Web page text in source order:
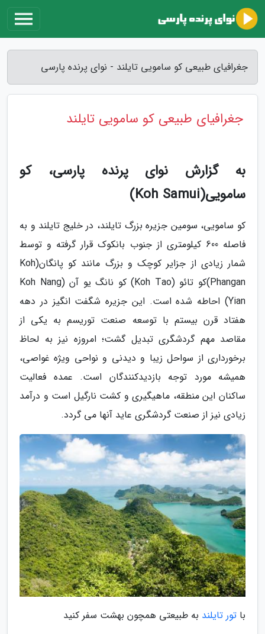
جغرافیای طبیعی کو سامویی تایلند - نوای پرنده پارسی
جغرافیای طبیعی کو سامویی تایلند
به گزارش نوای پرنده پارسی، کو
سامویی(Koh Samui)
کو سامویی، سومین جزیره بزرگ تایلند، در خلیج تایلند و به
فاصله 600 کیلومتری از جنوب بانکوک قرار گرفته و توسط
شمار زیادی از جزایر کوچک و بزرگ مانند کو پانگان(Koh
Phangan)کو تائو (Koh Tao) کو نانگ یو آن (Koh Nang
Yian) احاطه شده است. این جزیره شگفت انگیز در دهه
هفتاد قرن بیستم با توسعه صنعت توریسم به یکی از
مقاصد مهم گردشگری تبدیل گشت؛ امروزه نیز به لحاظ
برخورداری از سواحل زیبا و دیدنی و نواحی ویژه غواصی،
همیشه مورد توجه بازدیدکنندگان است. عمده فعالیت
ساکنان این منطقه، ماهیگیری و کشت نارگیل است و درآمد
زیادی نیز از صنعت گردشگری عاید آنها می گردد.
با تور تایلند به طبیعتی همچون بهشت سفر کنید